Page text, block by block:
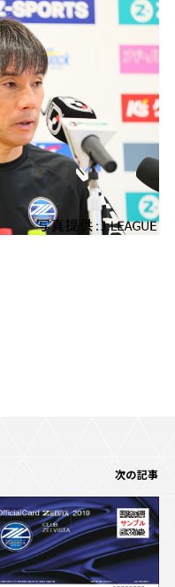
次の記事